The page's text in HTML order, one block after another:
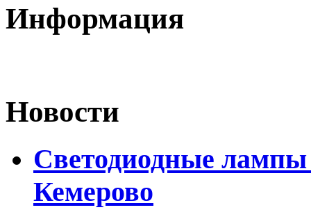
Информация
Новости
Светодиодные
Кемерово